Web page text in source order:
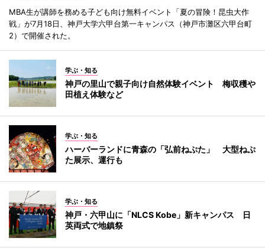
MBA生が講師を務める子ども向け無料イベント「夏の冒険！昆虫大作
戦」が7月18日、神戸大学六甲台第一キャンパス（神戸市灘区六甲台町
2）で開催された。
学ぶ・知る
神戸の里山で親子向け自然体験イベント 梅収穫や
田植え体験など
学ぶ・知る
ハーバーランドに青森の「弘前ねぷた」 大型ねぷ
た展示、運行も
学ぶ・知る
神戸・六甲山に「NLCS Kobe」新キャンパス 日
英両式で地鎮祭